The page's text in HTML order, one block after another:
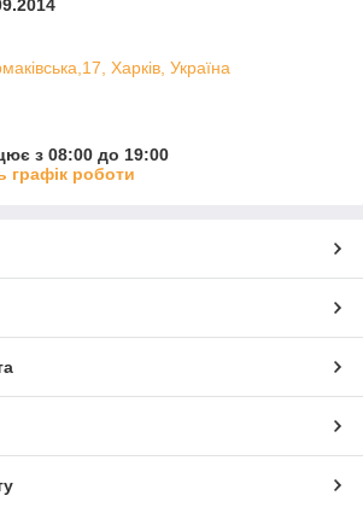
Харків, Україна
з 08:00 до 19:00
графік роботи